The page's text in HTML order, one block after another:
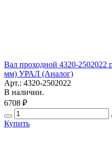
Вал проходной 4320-2502022
мм) УРАЛ (Аналог)
Арт.: 4320-2502022
В наличии.
6708 ₽
Купить